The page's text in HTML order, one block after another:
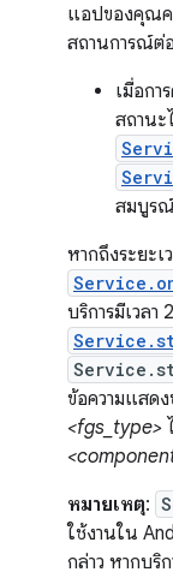
แอปของคุณค
สถานการณ์ต่
เมื่อกา
สถานะ
สมบูร
หากถึงระยะเ
บริการมีเวลา
ข้อความแสด
<fgs_type>
หมายเหตุ:
ใช้งานใน
กล่าว หากบริ